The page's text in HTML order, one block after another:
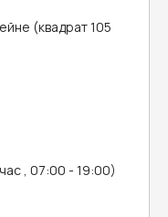
(квадрат 105
, 07:00 - 19:00)